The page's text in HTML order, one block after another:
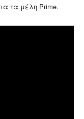
τα μέλη Prime.